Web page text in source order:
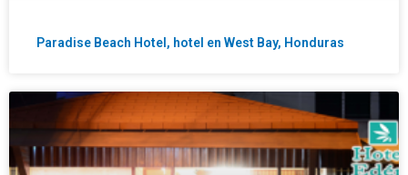
Paradise Beach Hotel, hotel en West Bay, Honduras